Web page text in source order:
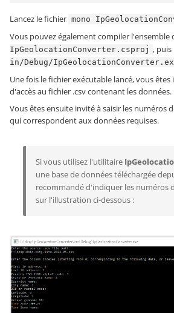
Lancez le fichier mono
Vous pouvez également compiler l'ensemble
IpGeolocationConverter.csproj ,
in/Debug/
Une fois le fichier exécutable lancé, vous êtes
d'accès au fichier .csv contenant les données.
Vous êtes ensuite invité à saisir les numéros
qui correspondent aux données requises.
Si vous utilisez l'utilitaire
une base de données téléchargée
recommandé d'indiquer les numéros
sur l'illustration ci-dessous :